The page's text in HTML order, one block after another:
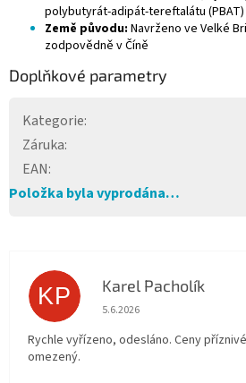
polybutyrát-adipát-tereftalátu (PBAT)
Země původu: Navrženo ve Velké
zodpovědně v Číně
Doplňkové parametry
Kategorie:
Záruka:
EAN:
Položka byla vyprodána…
KP Karel Pacholík
Hodnocení obchodu je 4 z
5.6.2026
Rychle vyřízeno, odesláno. Ceny
omezený.